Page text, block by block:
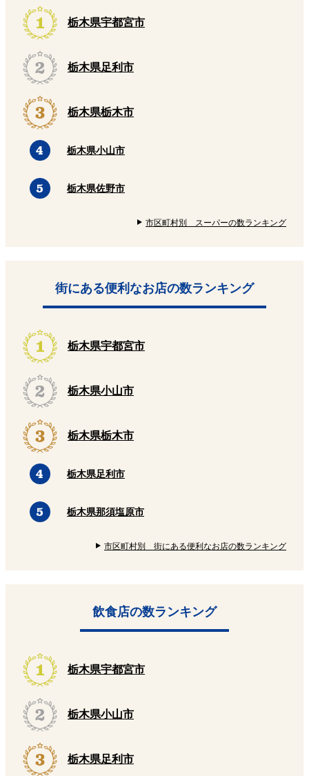
栃木県宇都宮市
栃木県足利市
栃木県栃木市
栃木県小山市
栃木県佐野市
市区町村別 スーパーの数ランキング
街にある便利なお店の数ランキング
栃木県宇都宮市
栃木県小山市
栃木県栃木市
栃木県足利市
栃木県那須塩原市
市区町村別 街にある便利なお店の数ランキング
飲食店の数ランキング
栃木県宇都宮市
栃木県小山市
栃木県足利市